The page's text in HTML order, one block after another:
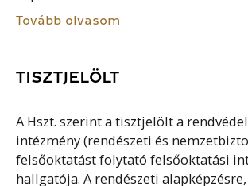
Tovább olvasom
TISZTJELÖLT
A Hszt. szerint a tisztjelölt a
intézmény (rendészeti és
felsőoktatást folytató felsőoktatási
hallgatója. A rendészeti